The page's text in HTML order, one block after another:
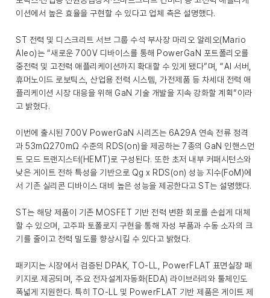
이션에서 높은 효율을 구현할 수 있다고 업체 측은 설명했다.
ST 전력 및 디스크리트 서브 그룹 수석 부사장 마리오 알레오(Mario
Aleo)는 “새로운 700V 디바이스를 통해 PowerGaN 포트폴리오를
중전력 및 고전력 애플리케이션까지 확대할 수 있게 됐다”며, “AI 서버,
휴머노이드 로보틱스, 산업용 전력 시스템, 가전제품 등 차세대 전력 애
플리케이션 시장 대응을 위해 GaN 기술 개발을 지속 강화할 계획”이라
고 밝혔다.
이번에 출시된 700V PowerGaN 시리즈는 6A29A 연속 전류 정격
과 53mΩ270mΩ 수준의 RDS(on)을 제공하는 7종의 GaN 인핸스먼
트 모드 트랜지스터(HEMT)로 구성된다. 또한 초저 내부 커패시턴스와
낮은 게이트 전하 특성을 기반으로 Qg x RDS(on) 성능 지수(FoM)에
서 기존 실리콘 디바이스 대비 높은 성능을 제공한다고 ST는 설명했다.
ST는 해당 제품이 기존 MOSFET 기반 전력 변환 회로를 손쉽게 대체
할 수 있으며, 고주파 토폴로지 구현을 통해 자성 부품과 수동 소자의 크
기를 줄이고 전력 밀도를 향상시킬 수 있다고 밝혔다.
패키지는 시장에서 검증된 DPAK, TO-LL, PowerFLAT 표면실장 패
키지로 제공되며, 주요 전자설계자동화(EDA) 라이브러리와 툴체인도
폭넓게 지원한다. 특히 TO-LL 및 PowerFLAT 기반 제품은 게이트 제